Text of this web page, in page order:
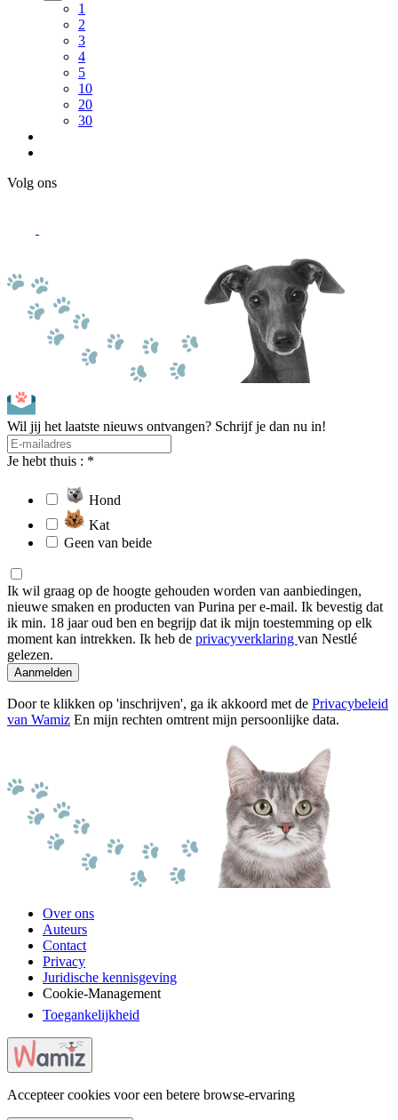
1
2
3
4
5
10
20
30
Volg ons
Wil jij het laatste nieuws ontvangen? Schrijf je dan nu in!
Je hebt thuis : *
Hond
Kat
Geen van beide
Ik wil graag op de hoogte gehouden worden van aanbiedingen,
nieuwe smaken en producten van Purina per e-mail. Ik bevestig dat
ik min. 18 jaar oud ben en begrijp dat ik mijn toestemming op elk
moment kan intrekken. Ik heb de privacyverklaring van Nestlé
gelezen.
Aanmelden
Door te klikken op 'inschrijven', ga ik akkoord met de Privacybeleid
van Wamiz En mijn rechten omtrent mijn persoonlijke data.
Over ons
Auteurs
Contact
Privacy
Juridische kennisgeving
Cookie-Management
Toegankelijkheid
Accepteer cookies voor een betere browse-ervaring